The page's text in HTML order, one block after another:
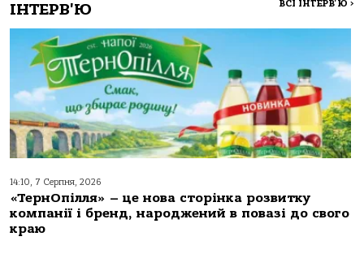
ІНТЕРВ'Ю ВСІ ІНТЕРВ'Ю >
14:10, 7 Серпня, 2026
«ТернОпілля» – це нова сторінка розвитку
компанії і бренд, народжений в повазі до свого
краю